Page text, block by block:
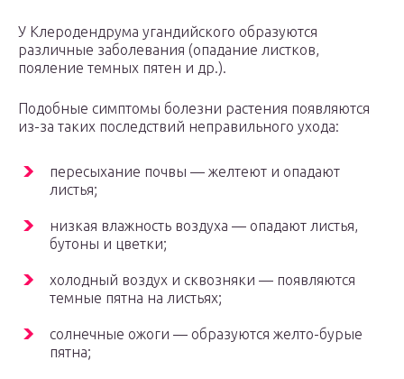
У Клеродендрума угандийского образуются
различные заболевания (опадание листков,
пояление темных пятен и др.).
Подобные симптомы болезни растения появляются
из-за таких последствий неправильного ухода:
пересыхание почвы — желтеют и опадают
листья;
низкая влажность воздуха — опадают листья,
бутоны и цветки;
холодный воздух и сквозняки — появляются
темные пятна на листьях;
солнечные ожоги — образуются желто-бурые
пятна;